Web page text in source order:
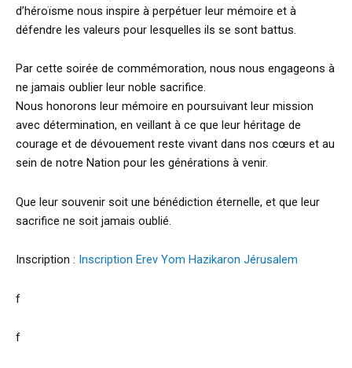
d’héroïsme nous inspire à perpétuer leur mémoire et à
défendre les valeurs pour lesquelles ils se sont battus.
Par cette soirée de commémoration, nous nous engageons à
ne jamais oublier leur noble sacrifice.
Nous honorons leur mémoire en poursuivant leur mission
avec détermination, en veillant à ce que leur héritage de
courage et de dévouement reste vivant dans nos cœurs et au
sein de notre Nation pour les générations à venir.
Que leur souvenir soit une bénédiction éternelle, et que leur
sacrifice ne soit jamais oublié.
Inscription : Inscription Erev Yom Hazikaron Jérusalem
f
f